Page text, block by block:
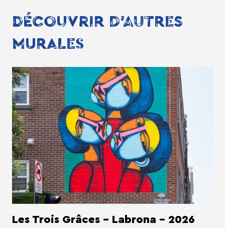
DÉCOUVRIR D'AUTRES
MURALES
Les Trois Grâces - Labrona - 2026